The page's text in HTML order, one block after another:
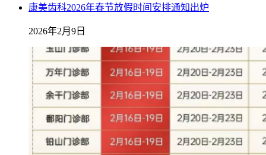
康美齿科2026年春节放假时间安排通知出炉
2026年2月9日